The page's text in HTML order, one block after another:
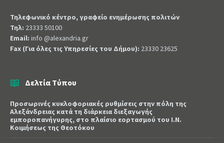
Τηλεφωνικό κέντρο, γραφείο ενημέρωσης πολιτών
Τηλ: 23333 50100
Email: info @alexandria.gr
Fax (Για όλες τις Υπηρεσίες του Δήμου): 23330 23625
Δελτία Τύπου
Προσωρινές κυκλοφοριακές ρυθμίσεις στην πόλη της
Αλεξάνδρειας κατά τη διάρκεια διεξαγωγής
εμποροπανήγυρης, στο πλαίσιο εορτασμού του Ι.Ν.
Κοιμήσεως της Θεοτόκου